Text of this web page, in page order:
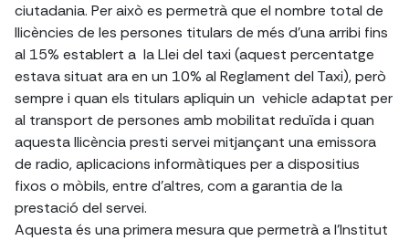
ciutadania. Per això es permetrà que el nombre total de
llicències de les persones titulars de més d'una arribi fins
al 15% establert a la Llei del taxi (aquest percentatge
estava situat ara en un 10% al Reglament del Taxi), però
sempre i quan els titulars apliquin un vehicle adaptat per
al transport de persones amb mobilitat reduïda i quan
aquesta llicència presti servei mitjançant una emissora
de radio, aplicacions informàtiques per a dispositius
fixos o mòbils, entre d'altres, com a garantia de la
prestació del servei.
Aquesta és una primera mesura que permetrà a l'Institut